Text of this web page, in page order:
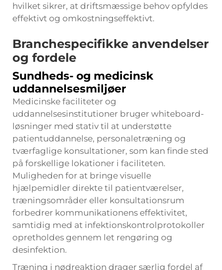
hvilket sikrer, at driftsmæssige behov opfyldes
effektivt og omkostningseffektivt.
Branchespecifikke anvendelser
og fordele
Sundheds- og medicinsk
uddannelsesmiljøer
Medicinske faciliteter og
uddannelsesinstitutioner bruger whiteboard-
løsninger med stativ til at understøtte
patientuddannelse, personaletræning og
tværfaglige konsultationer, som kan finde sted
på forskellige lokationer i faciliteten.
Muligheden for at bringe visuelle
hjælpemidler direkte til patientværelser,
træningsområder eller konsultationsrum
forbedrer kommunikationens effektivitet,
samtidig med at infektionskontrolprotokoller
opretholdes gennem let rengøring og
desinfektion.
Træning i nødreaktion drager særlig fordel af